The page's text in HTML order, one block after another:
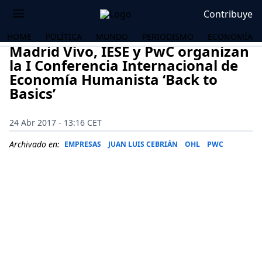
Contribuye
HOME POLÍTICA MUNDO PERIODISMO ECONOMÍA
Madrid Vivo, IESE y PwC organizan
la I Conferencia Internacional de
Economía Humanista ‘Back to
Basics’
24 Abr 2017 - 13:16 CET
Archivado en: EMPRESAS JUAN LUIS CEBRIÁN OHL PWC